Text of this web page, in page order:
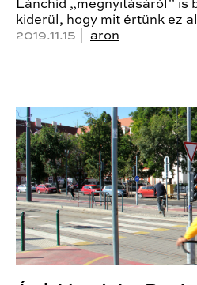
Lánchíd „megnyitásáról” is
kiderül, hogy mit értünk ez
2019.11.15 | aron